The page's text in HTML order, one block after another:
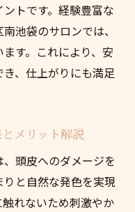
トです。経験豊富な
池袋のサロンでは、
す。これにより、安
、仕上がりにも満足
メリット解説
頭皮へのダメージを
と自然な発色を実現
れないため刺激やか